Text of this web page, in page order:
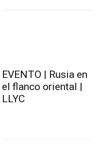
EVENTO | Rusia en
el flanco oriental |
LLYC